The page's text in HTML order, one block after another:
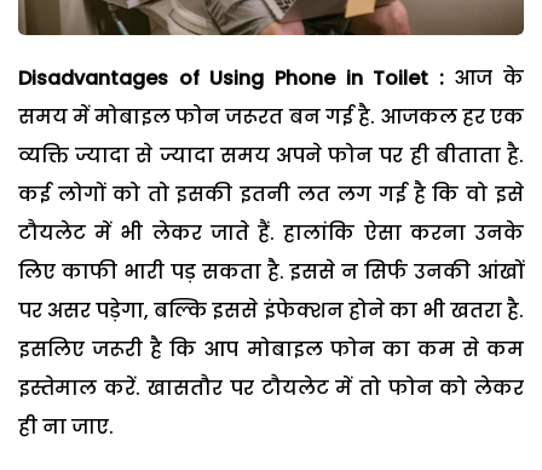
Disadvantages of Using Phone in Toilet :आज के
समय में मोबाइल फोन जरूरत बन गई है. आजकल हर एक
व्यक्ति ज्यादा से ज्यादा समय अपने फोन पर ही बीताता है.
कई लोगों को तो इसकी इतनी लत लग गई है कि वो इसे
टौयलेट में भी लेकर जाते हैं. हालांकि ऐसा करना उनके
लिए काफी भारी पड़ सकता है. इससे न सिर्फ उनकी आंखों
पर असर पड़ेगा, बल्कि इससे इंफेक्शन होने का भी खतरा है.
इसलिए जरूरी है कि आप मोबाइल फोन का कम से कम
इस्तेमाल करें. खासतौर पर टौयलेट में तो फोन को लेकर
ही ना जाए.